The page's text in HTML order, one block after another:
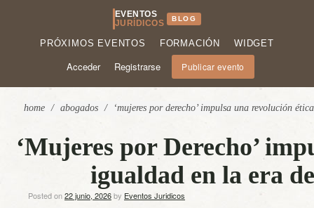
EVENTOS
JURÍDICOS
BLOG
PRÓXIMOS EVENTOS FORMACIÓN WIDGET
Acceder Registrarse Publicar evento
home / abogados / ‘mujeres por derecho’ impulsa una revolución
‘Mujeres por Derecho’
igualdad en la era
Posted on22 junio, 2026by Eventos Juridicos